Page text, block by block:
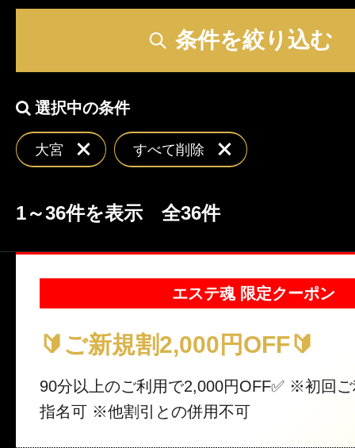
お店検索ページへ
東京 神奈川
茨城 栃木
ジャンルから探す
店舗型 マンション(個室)
セラピストを探す
本日出勤のセラピスト
東京 神奈川 埼玉
茨城 栃木
クーポン
体験談
写メ日記
ニュース
条件を絞り込む
選択中の条件
大宮 すべて削除
1～36件を表示 全36件
エステ魂 限定クーポン
🔰ご新規割2,000円OFF🔰
90分以上のご利用で2,000円OFF✅ ※初回ご利用の方 ※ご
指名可 ※他割引との併用不可